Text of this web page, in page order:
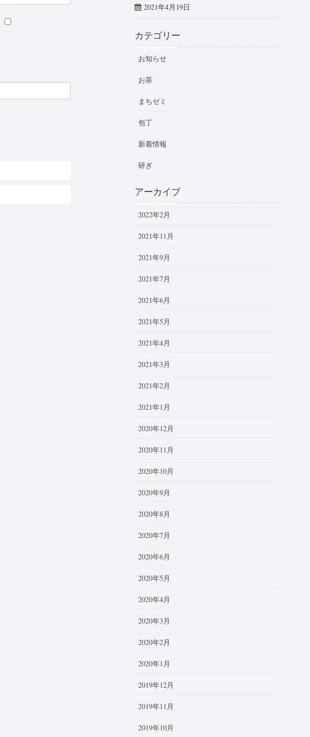
2021年4月19日
カテゴリー
お知らせ
お茶
まちゼミ
包丁
新着情報
研ぎ
アーカイブ
2022年2月
2021年11月
2021年9月
2021年7月
2021年6月
2021年5月
2021年4月
2021年3月
2021年2月
2021年1月
2020年12月
2020年11月
2020年10月
2020年9月
2020年8月
2020年7月
2020年6月
2020年5月
2020年4月
2020年3月
2020年2月
2020年1月
2019年12月
2019年11月
2019年10月